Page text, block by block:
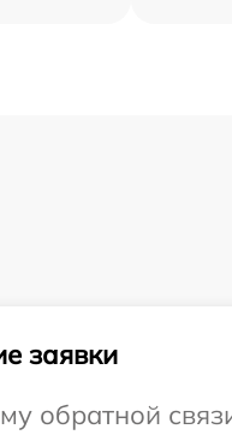
заявки
обратной